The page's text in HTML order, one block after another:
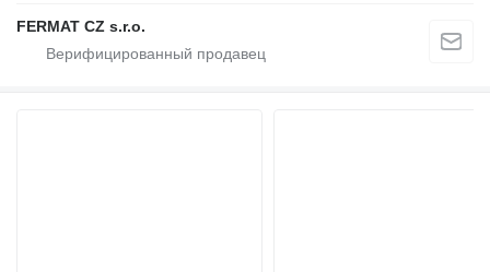
FERMAT CZ s.r.o.